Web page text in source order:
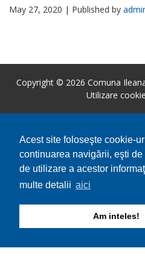
Acest site foloseşte cookie-
continuarea navigării, eşti de
de utilizare a acestor
multe detalii aici
Am inteles!
May 27, 2020 | Published by
Copyright © 2026 Comuna
Utilizare